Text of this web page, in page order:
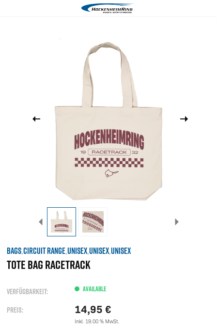
BAGS,CIRCUIT RANGE,UNISEX,UNISEX,UNISEX
TOTE BAG RACETRACK
VERFÜGBARKEIT: AVAILABLE
PREIS: 14,95 €
Inkl. 19.00 % MwSt.